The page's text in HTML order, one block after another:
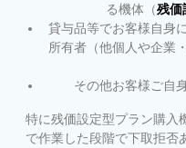
る機体（残価
貸与品等でお客様自身
所有者（他個人や企業
その他お客様ご自
特に残価設定型プラン購入
で作業した段階で下取拒否